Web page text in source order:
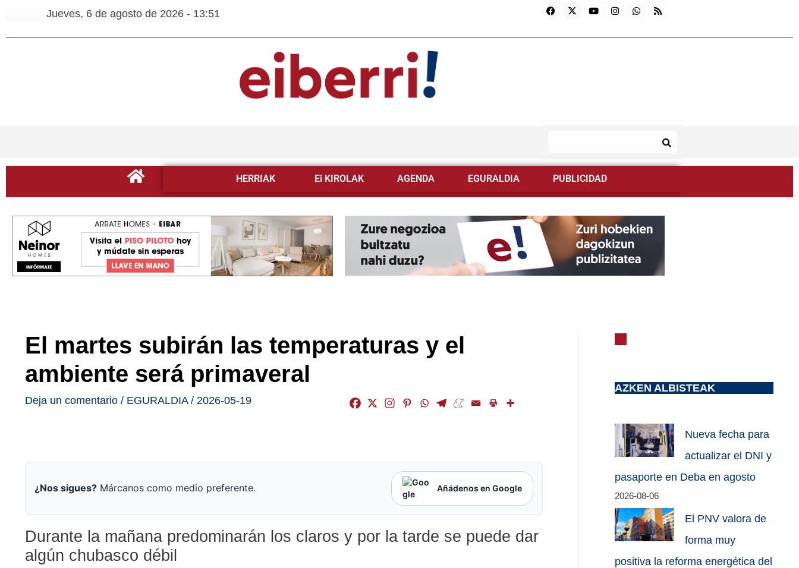
Jueves, 6 de agosto de 2026 - 13:51
HERRIAK Ei KIROLAK AGENDA EGURALDIA PUBLICIDAD
El martes subirán las temperaturas y el
ambiente será primaveral
Deja un comentario / EGURALDIA/ 2026-05-19
¿Nos sigues? Márcanos como medio preferente. Añádenos en Google
Durante la mañana predominarán los claros y por la tarde se puede dar
algún chubasco débil
AZKEN ALBISTEAK
Nueva fecha para
actualizar el DNI y
pasaporte en Deba en agosto
2026-08-06
El PNV valora de
forma muy
positiva la reforma energética del